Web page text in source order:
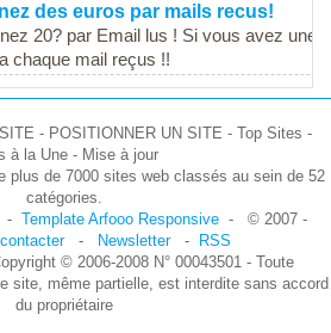
des euros par mails recus!
20? par Email lus ! Si vous avez une
chaque mail reçus !!
- POSITIONNER UN SITE - Top Sites -
à la Une - Mise à jour
plus de 7000 sites web classés au sein de 52
catégories.
Template Arfooo Responsive- © 2007 -
- Newsletter-
RSS
© 2006-2008 N° 00043501 - Toute
site, même partielle, est interdite sans accord
du propriétaire